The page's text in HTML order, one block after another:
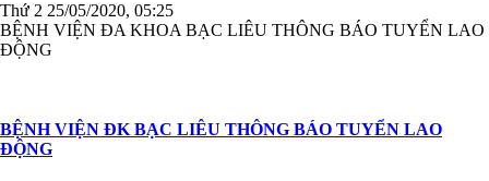
Thứ 2 25/05/2020, 05:25
BỆNH VIỆN ĐA KHOA BẠC LIÊU THÔNG BÁO TUYỂN LAO
ĐỘNG
BỆNH VIỆN ĐK BẠC LIÊU THÔNG BÁO TUYỂN LAO
ĐỘNG